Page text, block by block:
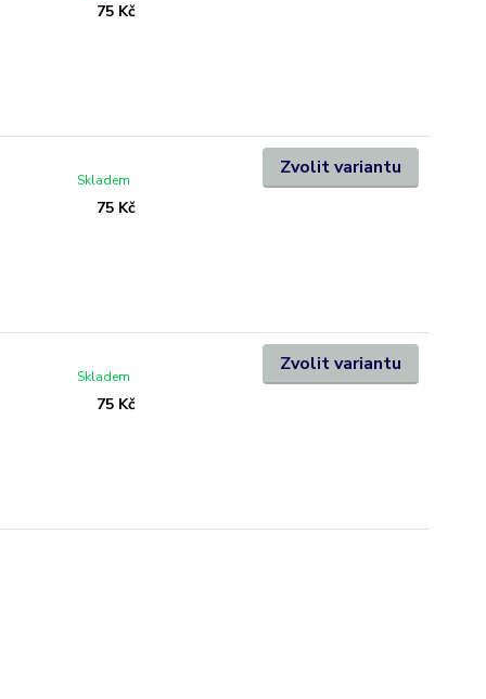
75 Kč
75 Kč
Skladem
Zvolit variantu
75 Kč
Skladem
Zvolit variantu